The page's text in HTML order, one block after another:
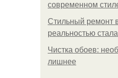
современном
Стильный ремонт
реальностью
Чистка обоев:
лишнее